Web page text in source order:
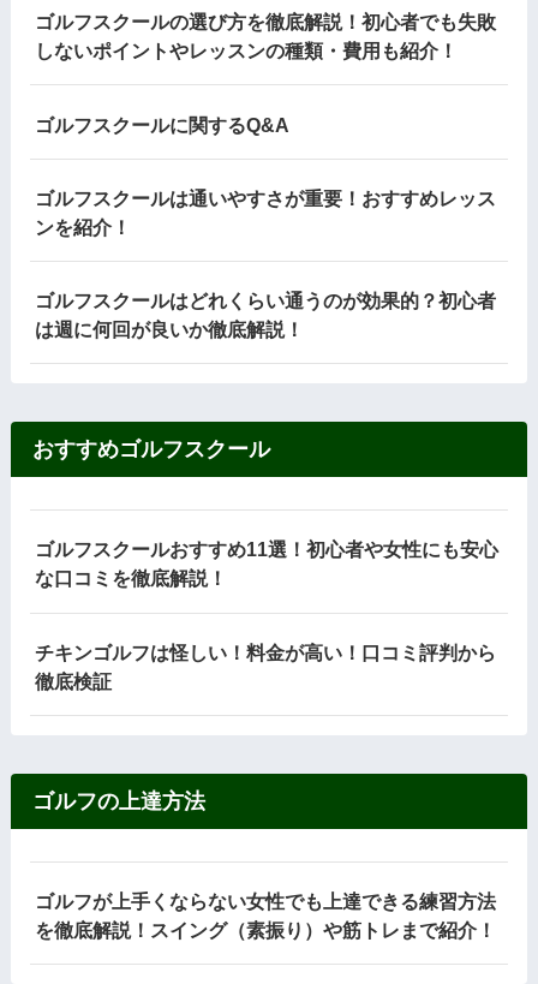
ゴルフスクールの選び方を徹底解説！初心者でも失敗
しないポイントやレッスンの種類・費用も紹介！
ゴルフスクールに関するQ&A
ゴルフスクールは通いやすさが重要！おすすめレッス
ンを紹介！
ゴルフスクールはどれくらい通うのが効果的？初心者
は週に何回が良いか徹底解説！
おすすめゴルフスクール
ゴルフスクールおすすめ11選！初心者や女性にも安心
な口コミを徹底解説！
チキンゴルフは怪しい！料金が高い！口コミ評判から
徹底検証
ゴルフの上達方法
ゴルフが上手くならない女性でも上達できる練習方法
を徹底解説！スイング（素振り）や筋トレまで紹介！